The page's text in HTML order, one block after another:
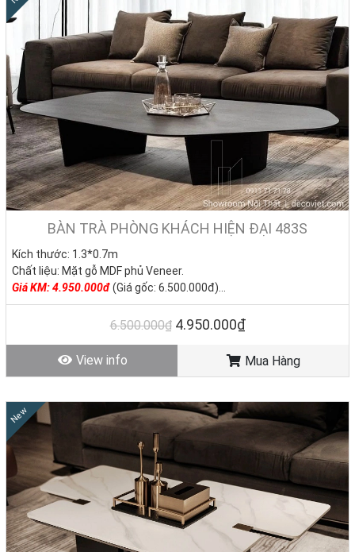
BÀN TRÀ PHÒNG KHÁCH HIỆN ĐẠI 483S
Kích thước: 1.3*0.7m
Chất liệu: Mặt gỗ MDF phủ Veneer.
GiáKM: 4.950.000đ(Giá gốc: 6.500.000đ)
Tình trạng: Hàng mới - Còn hàng
6.500.000₫ 4.950.000₫
View info Mua Hàng
New